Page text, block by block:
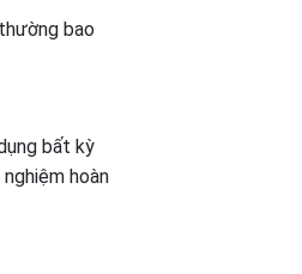
bao
bất kỳ
hoàn